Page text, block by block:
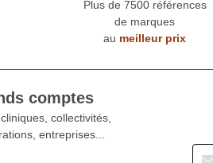
Plus de 7500 références
de marques
au meilleur prix
comptes
collectivités,
entreprises...